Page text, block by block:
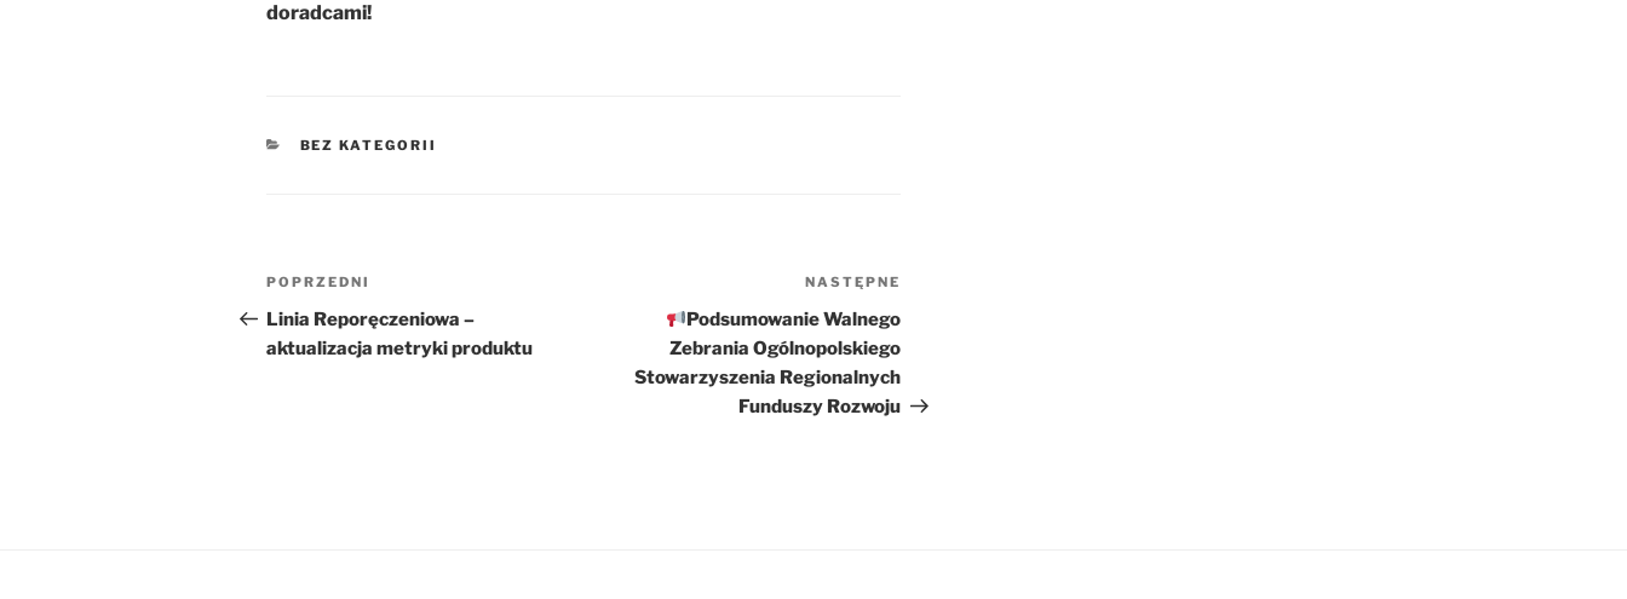
doradcami!
KATEGORIE
BEZ KATEGORII
Nawigacja
wpisu
Poprzedni
wpis
POPRZEDNI
Linia Reporęczeniowa –
aktualizacja metryki produktu
wpis
NASTĘPNE
Podsumowanie Walnego
Zebrania Ogólnopolskiego
Stowarzyszenia Regionalnych
Funduszy Rozwoju